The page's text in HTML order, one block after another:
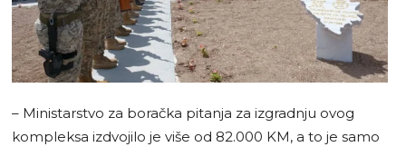
– Ministarstvo za boračka pitanja za izgradnju ovog
kompleksa izdvojilo je više od 82.000 KM, a to je samo